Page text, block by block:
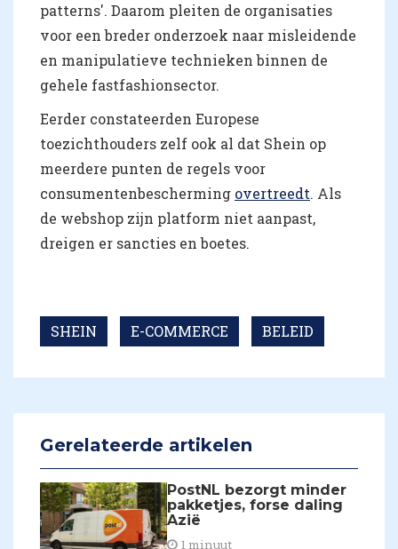
patterns'. Daarom pleiten de organisaties
voor een breder onderzoek naar misleidende
en manipulatieve technieken binnen de
gehele fastfashionsector.
Eerder constateerden Europese
toezichthouders zelf ook al dat Shein op
meerdere punten de regels voor
consumentenbescherming overtreedt. Als
de webshop zijn platform niet aanpast,
dreigen er sancties en boetes.
SHEIN E-COMMERCE BELEID
Gerelateerde artikelen
PostNL bezorgt minder
pakketjes, forse daling
Azië
1 minuut